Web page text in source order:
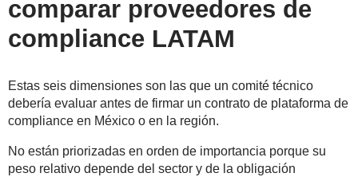
comparar proveedores de
compliance LATAM
Estas seis dimensiones son las que un comité técnico
debería evaluar antes de firmar un contrato de plataforma de
compliance en México o en la región.
No están priorizadas en orden de importancia porque su
peso relativo depende del sector y de la obligación